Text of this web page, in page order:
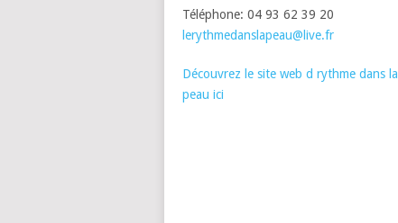
Téléphone: 04 93 62 39 20
lerythmedanslapeau@live.fr
Découvrez le site web d rythme dans la
peau ici